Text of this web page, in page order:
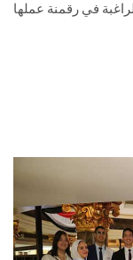
في رقمنة عملها